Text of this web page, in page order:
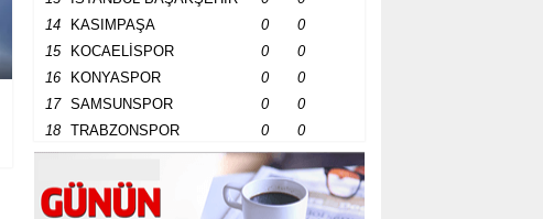
14
KASIMPAŞA 0
0
15
KOCAELİSPOR 0
0
16
KONYASPOR 0
0
17
SAMSUNSPOR 0
0
18
TRABZONSPOR 0 0